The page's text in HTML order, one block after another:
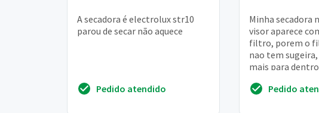
A secadora é electrolux str10
parou de secar não aquece
Pedido atendido
Minha secadora
visor aparece
filtro, porem o
nao tem
mais para
fiaposPedido